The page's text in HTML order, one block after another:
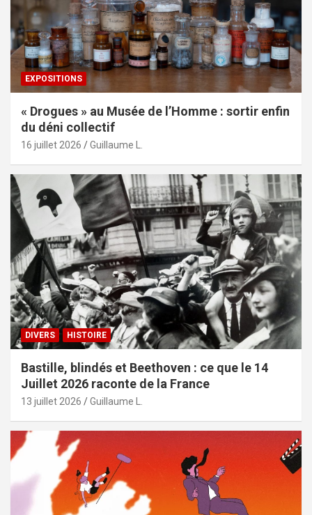
EXPOSITIONS
« Drogues » au Musée de l’Homme : sortir enfin
du déni collectif
16 juillet 2026 Guillaume L.
DIVERS HISTOIRE
Bastille, blindés et Beethoven : ce que le 14
Juillet 2026 raconte de la France
13 juillet 2026 Guillaume L.